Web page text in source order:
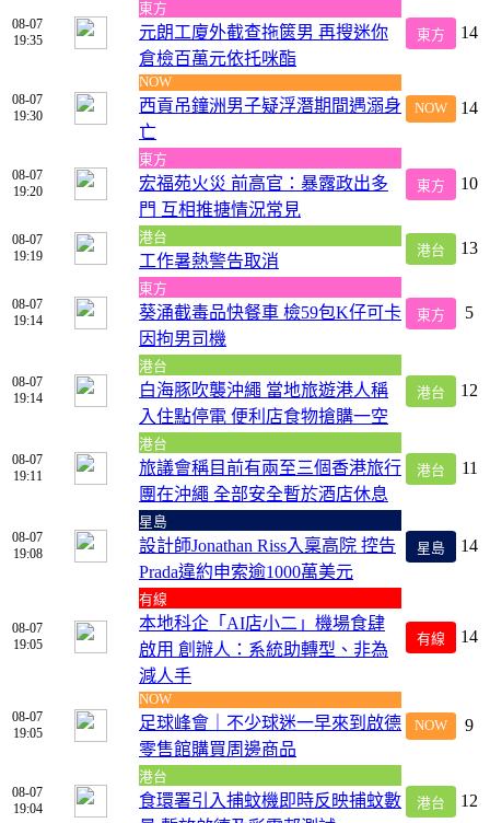
08-07
19:35
東方
元朗工廈外截查拖篋男 再搜迷你
倉檢百萬元依托咪酯
東方 14
08-07
19:30
NOW
西貢吊鐘洲男子疑浮潛期間遇溺身
亡
NOW 14
08-07
19:20
東方
宏福苑火災 前高官：暴露政出多
門 互相推搪情況常見
東方 10
08-07
19:19
港台
工作暑熱警告取消
港台 13
08-07
19:14
東方
葵涌截毒品快餐車 檢59包K仔可卡
因拘男司機
東方 5
08-07
19:14
港台
白海豚吹襲沖繩 當地旅遊港人稱
入住點停電 便利店食物搶購一空
港台 12
08-07
19:11
港台
旅議會稱目前有兩至三個香港旅行
團在沖繩 全部安全暫於酒店休息
港台 11
08-07
19:08
星島
設計師Jonathan Riss入稟高院 控告
Prada違約申索逾1000萬美元
星島 14
08-07
19:05
有線
本地科企「AI店小二」機場食肆
啟用 創辦人：系統助轉型、非為
減人手
有線 14
08-07
19:05
NOW
足球峰會｜不少球迷一早來到啟德
零售館購買周邊商品
NOW 9
08-07
19:04
港台
食環署引入捕蚊機即時反映捕蚊數
港台 12